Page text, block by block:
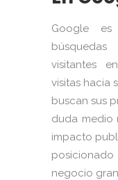
Google
visitantes
visitas hacia
buscan sus
duda medio
impacto
negocio